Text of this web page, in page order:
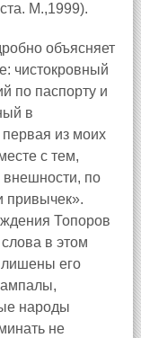
М.,1999).
объясняет
чистокровный
по паспорту и
в
из моих
с тем,
внешности, по
привычек».
Топоров
в этом
лишены его
народы
не